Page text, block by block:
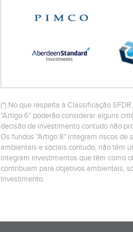
(*) No que respeita à Classificação
"Artigo 6" poderão considerar alguns
decisão de investimento contudo não
Os fundos "Artigo 8" integram riscos de
ambientais e sociais contudo, não têm
integram investimentos que têm como
contribuam para objetivos ambientais,
Investimento.